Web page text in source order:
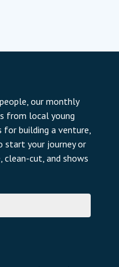
strana
our monthly
from local young
building a venture,
start your journey or
cut, and shows